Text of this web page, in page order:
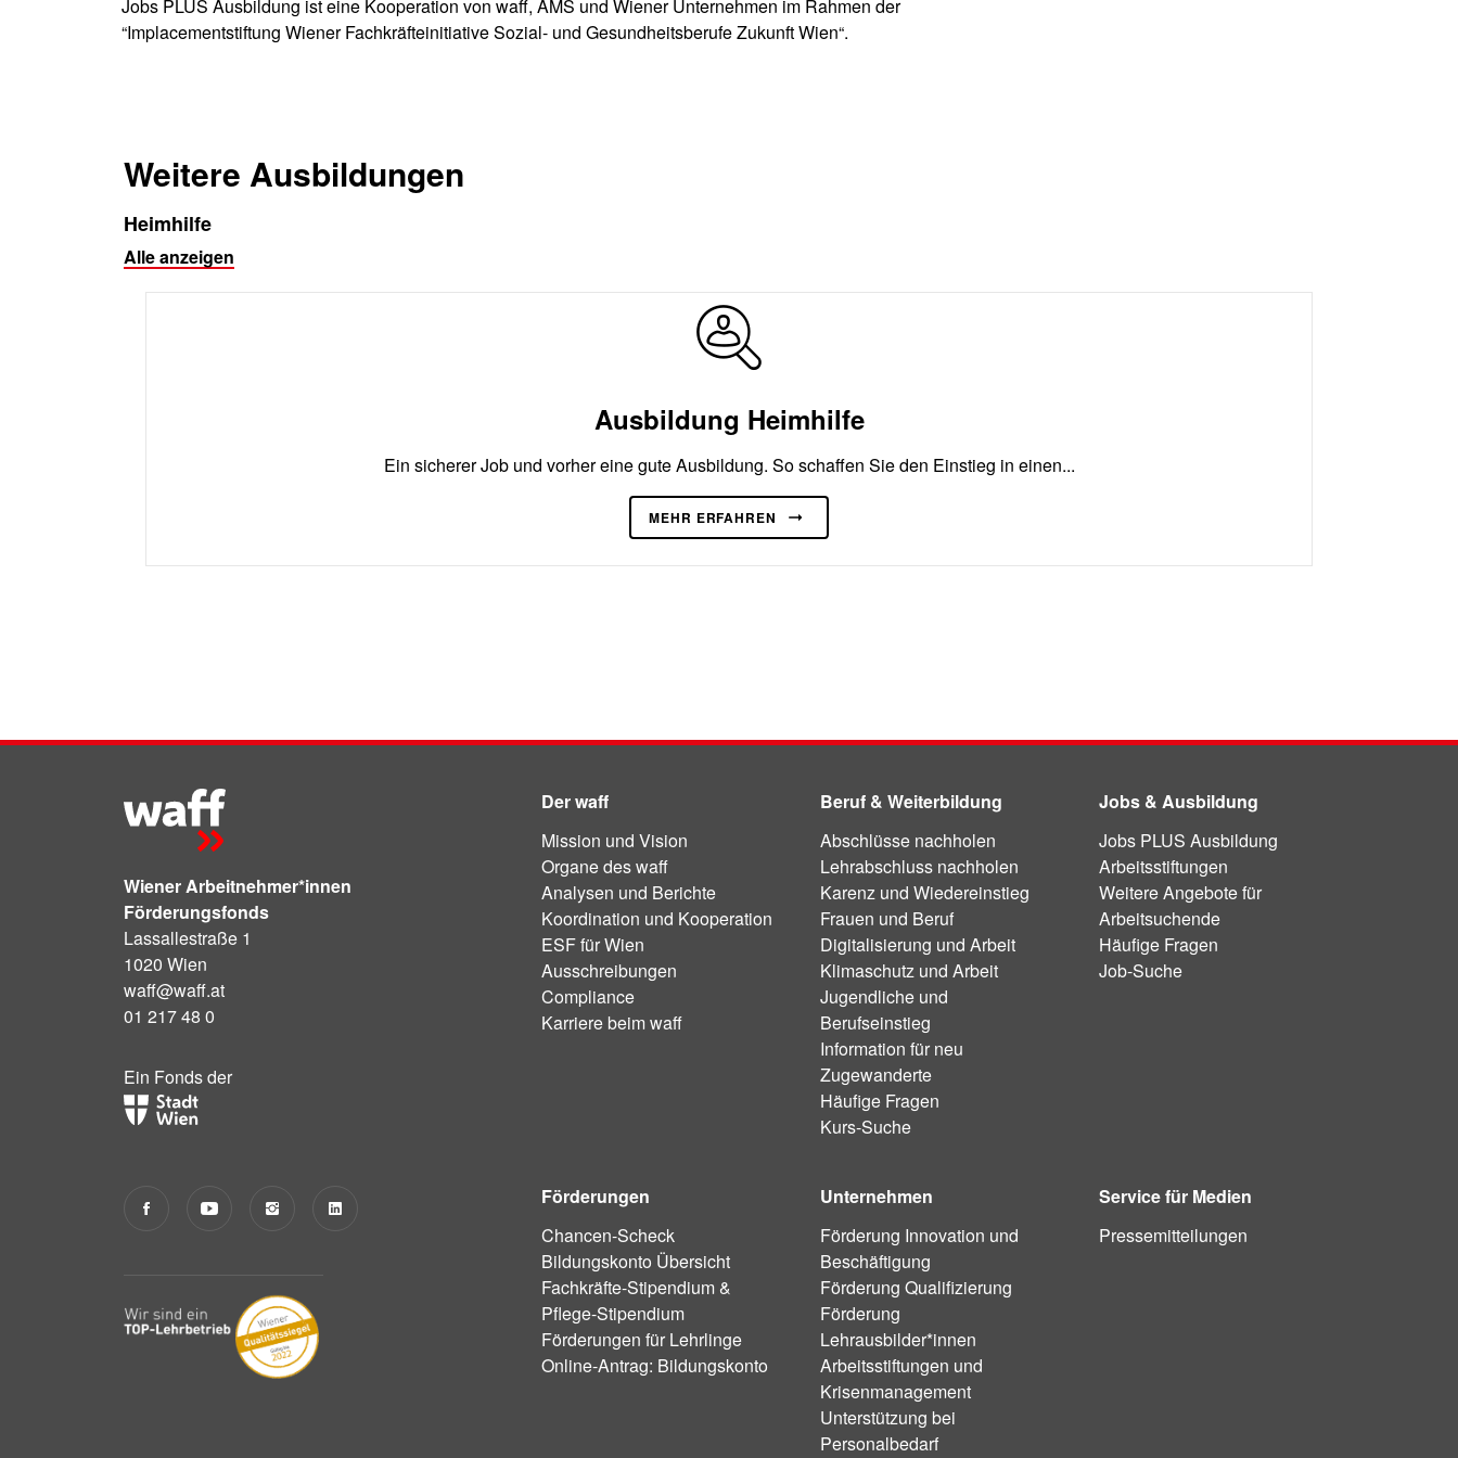
Jobs PLUS Ausbildung ist eine Kooperation von waff, AMS und Wiener Unternehmen im Rahmen der
“Implacementstiftung Wiener Fachkräfteinitiative Sozial- und Gesundheitsberufe Zukunft Wien“.
Weitere Ausbildungen
Heimhilfe
Alle anzeigen
Ausbildung Heimhilfe
Ein sicherer Job und vorher eine gute Ausbildung. So schaffen Sie den Einstieg in einen...
MEHR ERFAHREN
Wiener Arbeitnehmer*innen
Förderungsfonds
Lassallestraße 1
1020 Wien
waff@waff.at
01 217 48 0
Ein Fonds der
Der waff
Mission und Vision
Organe des waff
Analysen und Berichte
Koordination und Kooperation
ESF für Wien
Ausschreibungen
Compliance
Karriere beim waff
Beruf & Weiterbildung
Abschlüsse nachholen
Lehrabschluss nachholen
Karenz und Wiedereinstieg
Frauen und Beruf
Digitalisierung und Arbeit
Klimaschutz und Arbeit
Jugendliche und
Berufseinstieg
Information für neu
Zugewanderte
Häufige Fragen
Kurs-Suche
Jobs & Ausbildung
Jobs PLUS Ausbildung
Arbeitsstiftungen
Weitere Angebote für
Arbeitsuchende
Häufige Fragen
Job-Suche
Förderungen
Chancen-Scheck
Bildungskonto Übersicht
Fachkräfte-Stipendium &
Pflege-Stipendium
Förderungen für Lehrlinge
Online-Antrag: Bildungskonto
Unternehmen
Förderung Innovation und
Beschäftigung
Förderung Qualifizierung
Förderung
Lehrausbilder*innen
Arbeitsstiftungen und
Krisenmanagement
Unterstützung bei
Personalbedarf
Service für Medien
Pressemitteilungen